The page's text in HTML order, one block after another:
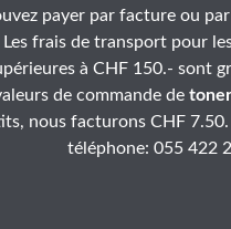
payer par facture ou
Les frais de transport pour
à CHF 150.- sont
de commande de
nous facturons CHF
téléphone: 055 422